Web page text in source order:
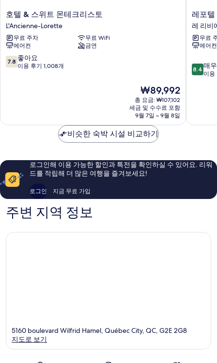
호
텔
&
스
위
트
몬
Lorette
호텔 & 스위트 몬테크리스토
L'Ancienne-Lorette
무료 주차
무료 WiFi
에어컨
금연
10
점
아
후
기
1,008
개
7.8 좋아요
이용 후기 1,008개
현
재
요
금
₩89,992
₩89,992
총 요금: ₩107,102
세금 및 수수료 포함
9월 7일 ~ 9월 8일
레
포
텔
앙
리
퀘
벡
레포텔
레 리비
무료
에어컨
10
점
매
요,
이
8.4 매
이용
비슷한 숙박 시설 비교하기
로그인해 이용 가능한 할인과 특전을 확인하실 수 있어요. 리워
드를 적립해 더 많은 여행을 즐겨보세요!
로그인 지금 무료 가입
주변 지역 정보
5160 boulevard Wilfrid Hamel, Québec City, QC, G2E 2G8
지도로 보기